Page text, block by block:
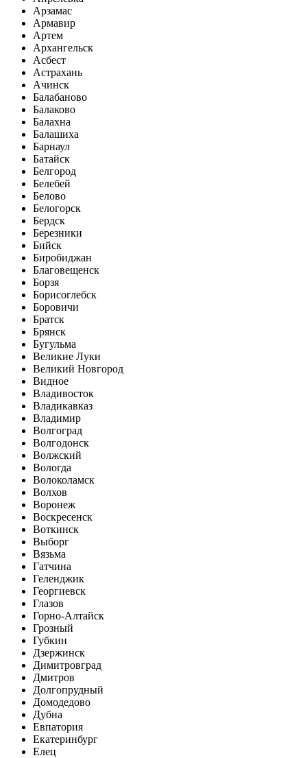
Арзамас
Армавир
Артем
Архангельск
Асбест
Астрахань
Ачинск
Балабаново
Балаково
Балахна
Балашиха
Барнаул
Батайск
Белгород
Белебей
Белово
Белогорск
Бердск
Березники
Бийск
Биробиджан
Благовещенск
Борзя
Борисоглебск
Боровичи
Братск
Брянск
Бугульма
Великие Луки
Великий Новгород
Видное
Владивосток
Владикавказ
Владимир
Волгоград
Волгодонск
Волжский
Вологда
Волоколамск
Волхов
Воронеж
Воскресенск
Воткинск
Выборг
Вязьма
Гатчина
Геленджик
Георгиевск
Глазов
Горно-Алтайск
Грозный
Губкин
Дзержинск
Димитровград
Дмитров
Долгопрудный
Домодедово
Дубна
Евпатория
Екатеринбург
Елец